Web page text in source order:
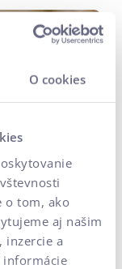
O cookies
o tom, ako
aj našim
inzercie a
informácie